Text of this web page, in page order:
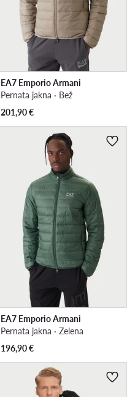
EA7 Emporio Armani
Pernata jakna · Bež
201,90€
EA7 Emporio Armani
Pernata jakna · Zelena
196,90€